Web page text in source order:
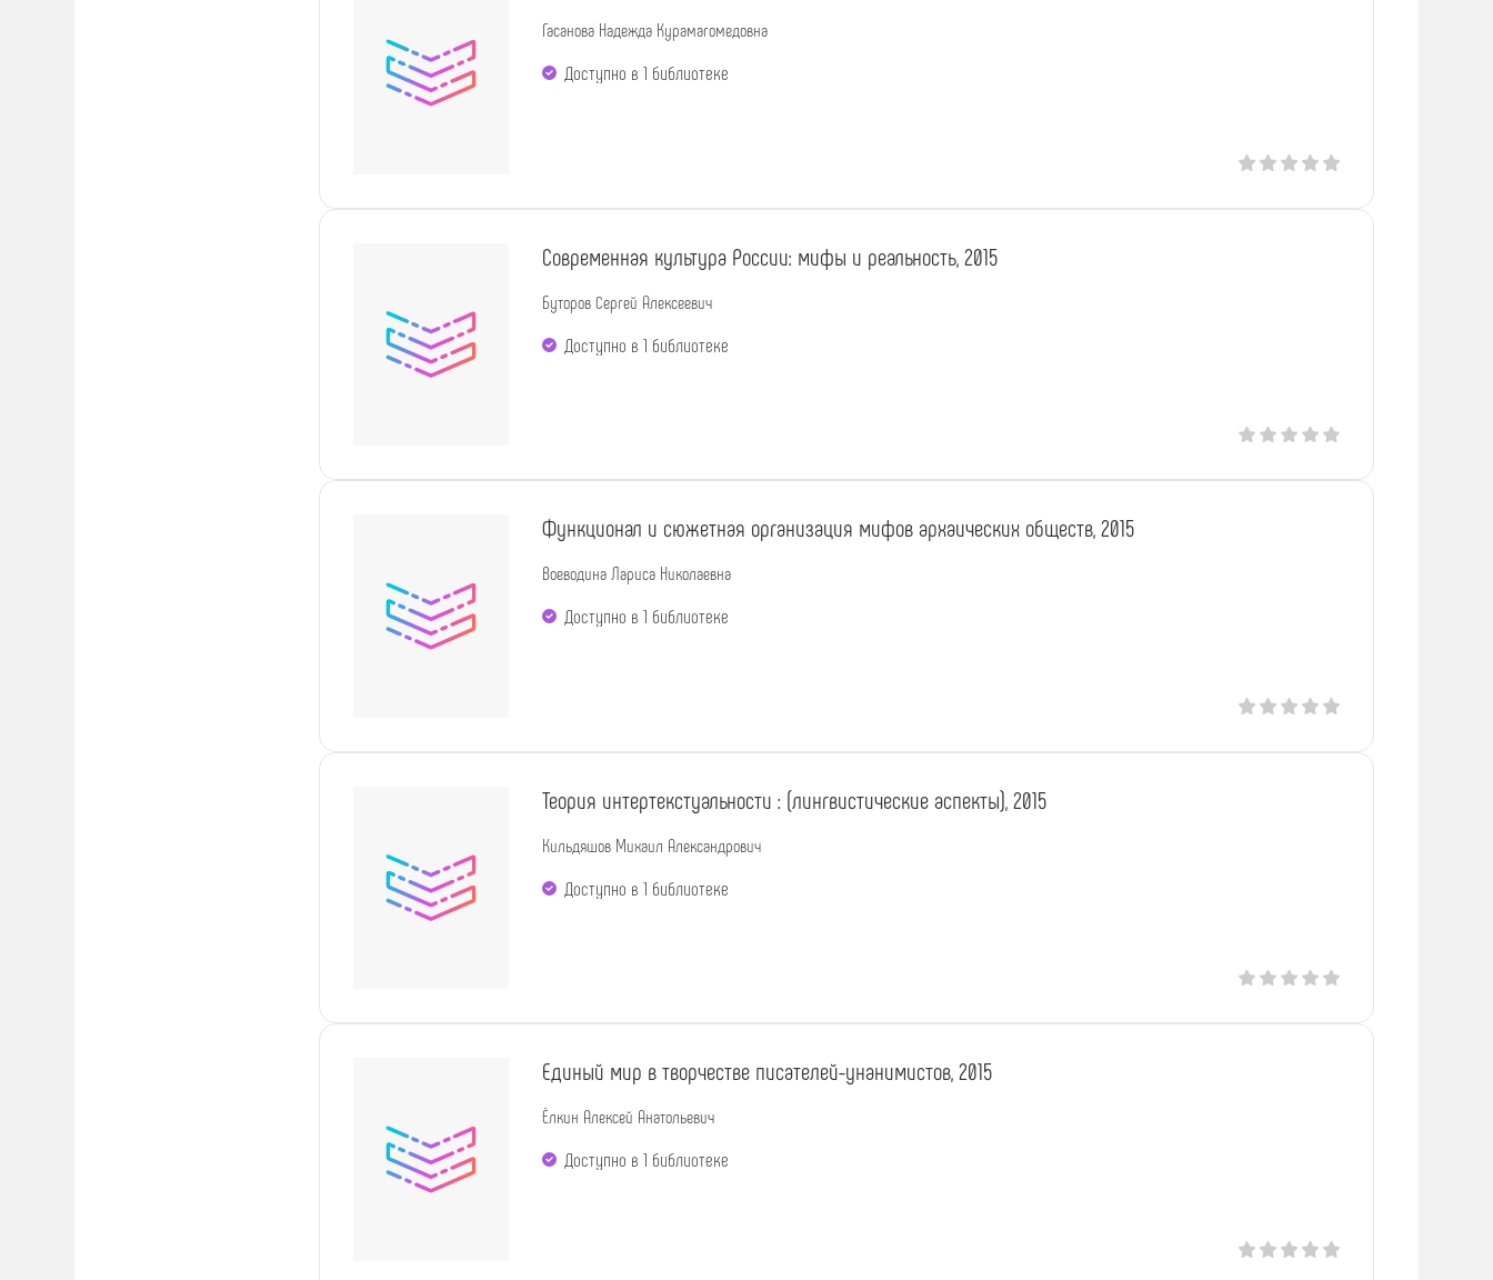
Гасанова Надежда Курамагомедовна
Доступно в 1 библиотекe
Современная культура России: мифы и реальность, 2015
Буторов Сергей Алексеевич
Доступно в 1 библиотекe
Функционал и сюжетная организация мифов архаических обществ, 2015
Воеводина Лариса Николаевна
Доступно в 1 библиотекe
Теория интертекстуальности : (лингвистические аспекты), 2015
Кильдяшов Михаил Александрович
Доступно в 1 библиотекe
Единый мир в творчестве писателей-унанимистов, 2015
Ёлкин Алексей Анатольевич
Доступно в 1 библиотекe